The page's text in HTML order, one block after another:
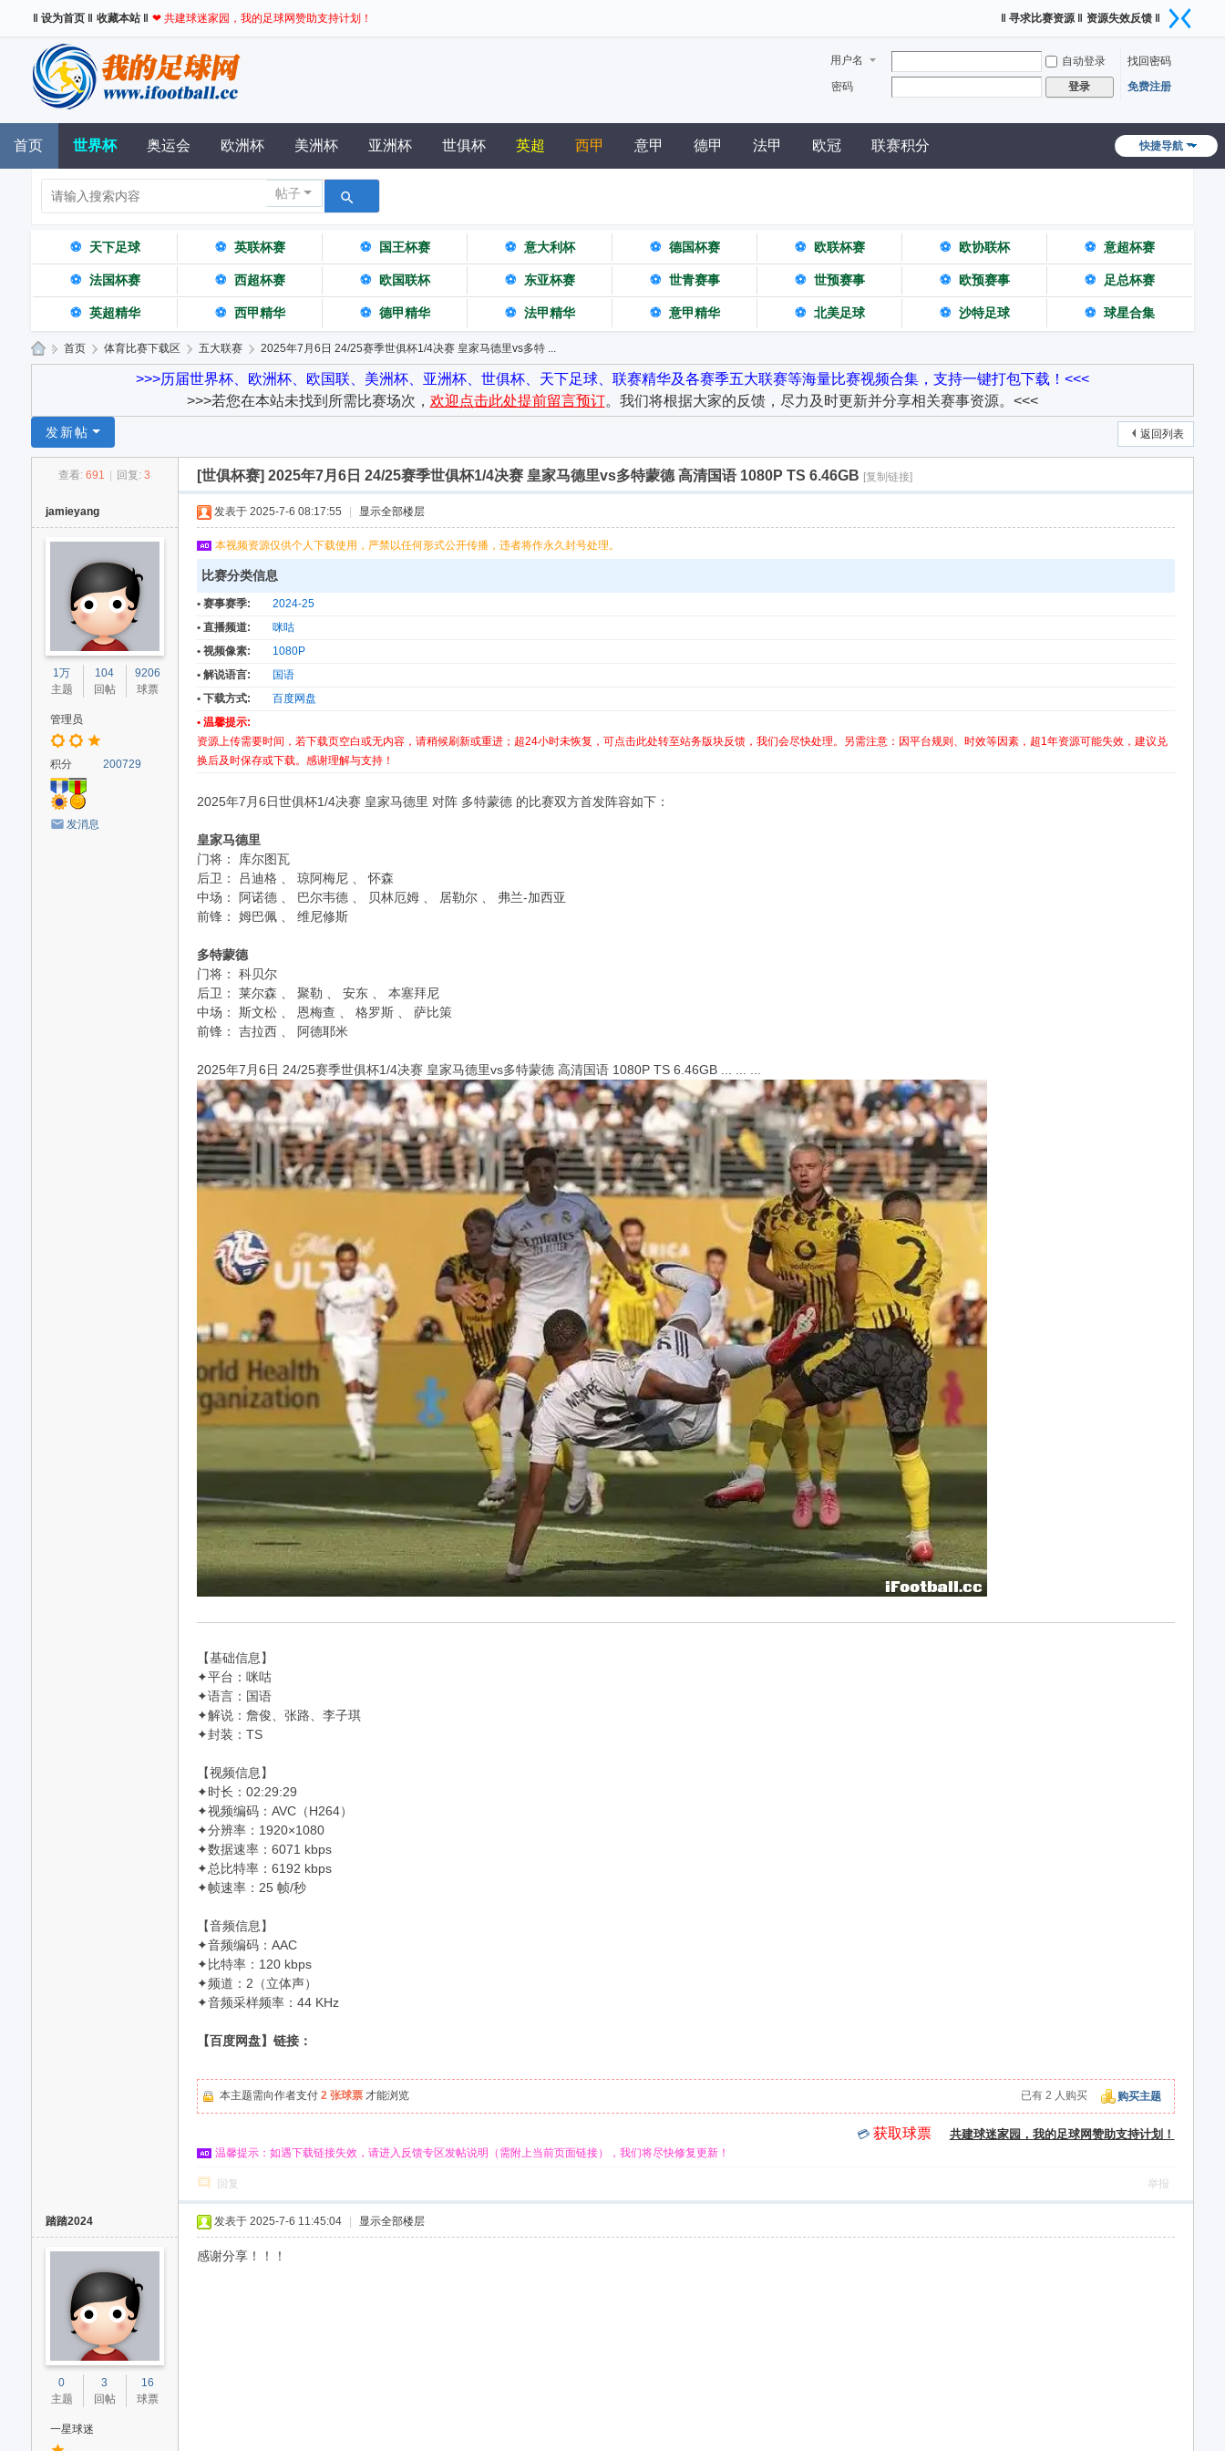
‖ 设为首页 ‖ 收藏本站 ‖ ❤ 共建球迷家园，我的足球网赞助支持计划！ ‖ 寻求比赛资源 ‖ 资源失效反馈 ‖
用户名 自动登录
找回密码
密码
登录 免费注册
快捷导航
首页 世界杯 奥运会 欧洲杯 美洲杯 亚洲杯 世俱杯 英超 西甲 意甲 德甲 法甲 欧冠 联赛积分
帖子
⚽ 天下足球 ⚽ 英联杯赛 ⚽ 国王杯赛 ⚽ 意大利杯 ⚽ 德国杯赛 ⚽ 欧联杯赛 ⚽ 欧协联杯 ⚽ 意超杯赛
⚽ 法国杯赛 ⚽ 西超杯赛 ⚽ 欧国联杯 ⚽ 东亚杯赛 ⚽ 世青赛事 ⚽ 世预赛事 ⚽ 欧预赛事 ⚽ 足总杯赛
⚽ 英超精华 ⚽ 西甲精华 ⚽ 德甲精华 ⚽ 法甲精华 ⚽ 意甲精华 ⚽ 北美足球 ⚽ 沙特足球 ⚽ 球星合集
球
» 首页 › 体育比赛下载区 › 五大联赛 › 2025年7月6日 24/25赛季世俱杯1/4决赛 皇家马德里vs多特 ...
>>>历届世界杯、欧洲杯、欧国联、美洲杯、亚洲杯、世俱杯、天下足球、联赛精华及各赛季五大联赛等海量比赛视频合集，支持一键打包下载！<<<
>>>若您在本站未找到所需比赛场次， 欢迎点击此处提前留言预订。我们将根据大家的反馈，尽力及时更新并分享相关赛事资源。<<<
返回列表
发新帖
查看: 691 回复: 3 [世俱杯赛] 2025年7月6日 24/25赛季世俱杯1/4决赛 皇家马德里vs多特蒙德 高清国语 1080P TS 6.46GB [复制链接]
jamieyang
1万
主题
104
回帖
9206
球票
管理员
积分 200729
发消息
发表于 2025-7-6 08:17:55 显示全部楼层
本视频资源仅供个人下载使用，严禁以任何形式公开传播，违者将作永久封号处理。
比赛分类信息
• 赛事赛季:
2024-25
• 直播频道:
咪咕
• 视频像素:
1080P
• 解说语言:
国语
• 下载方式:
百度网盘
• 温馨提示:
资源上传需要时间，若下载页空白或无内容，请稍候刷新或重进；超24小时未恢复，可点击此处转至站务版块反馈，我们会尽快处理。另需注意：因平台规则、时效等因素，超1年资源可能失效，建议兑
换后及时保存或下载。感谢理解与支持！
2025年7月6日世俱杯1/4决赛 皇家马德里 对阵 多特蒙德 的比赛双方首发阵容如下：
皇家马德里
‌门将‌： 库尔图瓦
‌后卫‌： 吕迪格 、 琼阿梅尼 、 怀森
‌中场‌： 阿诺德 、 巴尔韦德 、 贝林厄姆 、 居勒尔 、 弗兰-加西亚
‌前锋‌： 姆巴佩 、 维尼修斯
多特蒙德
‌门将‌： 科贝尔
‌后卫‌： 莱尔森 、 聚勒 、 安东 、 本塞拜尼
‌中场‌： 斯文松 、 恩梅查 、 格罗斯 、 萨比策
‌前锋‌： 吉拉西 、 阿德耶米
2025年7月6日 24/25赛季世俱杯1/4决赛 皇家马德里vs多特蒙德 高清国语 1080P TS 6.46GB ... ... ...
【基础信息】
✦平台：咪咕
✦语言：国语
✦解说：詹俊、张路、李子琪
✦封装：TS
【视频信息】
✦时长：02:29:29
✦视频编码：AVC（H264）
✦分辨率：1920×1080
✦数据速率：6071 kbps
✦总比特率：6192 kbps
✦帧速率：25 帧/秒
【音频信息】
✦音频编码：AAC
✦比特率：120 kbps
✦频道：2（立体声）
✦音频采样频率：44 KHz
【百度网盘】链接：
购买主题
已有 2 人购买
本主题需向作者支付 2 张球票才能浏览
💳 获取球票 共建球迷家园，我的足球网赞助支持计划！
温馨提示：如遇下载链接失效，请进入反馈专区发帖说明（需附上当前页面链接），我们将尽快修复更新！
回复 举报
踏踏2024
0
主题
3
回帖
16
球票
一星球迷
发表于 2025-7-6 11:45:04 显示全部楼层
感谢分享！！！